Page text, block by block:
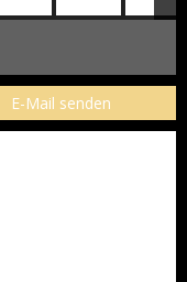
E-Mail senden